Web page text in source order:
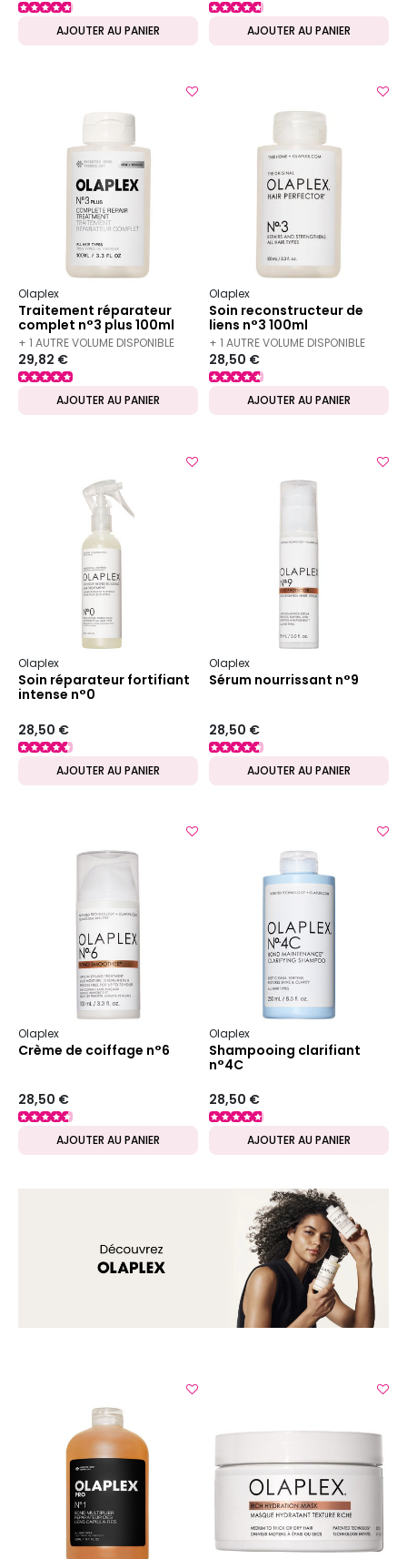
AJOUTER AU PANIER AJOUTER AU PANIER
Olaplex
Traitement réparateur
complet n°3 plus 100ml
+ 1 AUTRE VOLUME DISPONIBLE
29,82 €
AJOUTER AU PANIER
Olaplex
Soin reconstructeur de
liens n°3 100ml
+ 1 AUTRE VOLUME DISPONIBLE
28,50 €
AJOUTER AU PANIER
Olaplex
Soin réparateur fortifiant
intense n°0
28,50 €
AJOUTER AU PANIER
Olaplex
Sérum nourrissant n°9
28,50 €
AJOUTER AU PANIER
Olaplex
Crème de coiffage n°6
28,50 €
AJOUTER AU PANIER
Olaplex
Shampooing clarifiant
n°4C
28,50 €
AJOUTER AU PANIER